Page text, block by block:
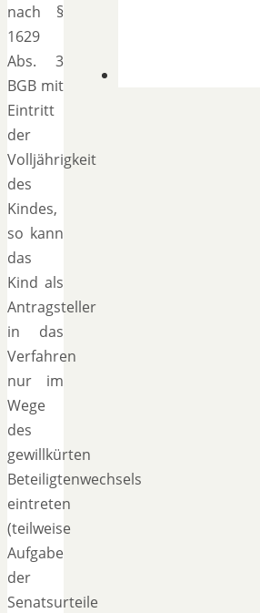
nach §
1629
Abs. 3
BGB mit
Eintritt
der
Volljährigkeit
des
Kindes,
so kann
das
Kind als
Antragsteller
in das
Verfahren
nur im
Wege
des
gewillkürten
Beteiligtenwechsels
eintreten
(teilweise
Aufgabe
der
Senatsurteile